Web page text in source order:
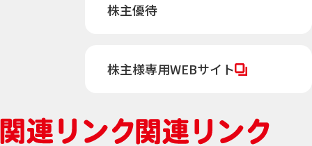
株主優待
株主様専用WEBサイト